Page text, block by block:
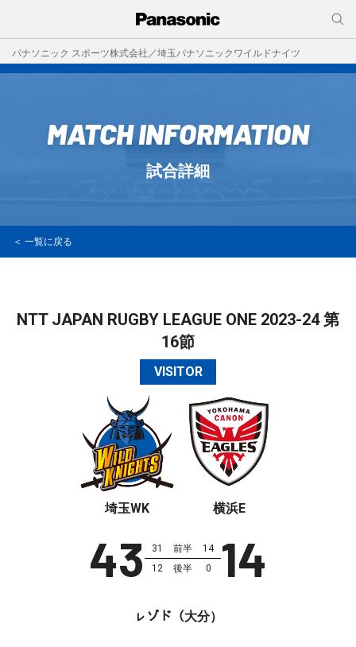
パナソニック スポーツ株式会社／埼玉パナソニックワイルドナイツ
MATCH INFORMATION
試合詳細
＜ 一覧に戻る
NTT JAPAN RUGBY LEAGUE ONE 2023-24 第
16節
VISITOR
埼玉WK
43 31 前半
14
12
後半 0 14
横浜E
ㇾゾド（大分）